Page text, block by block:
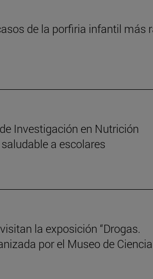
de la porfiria infantil más
Investigación en Nutrición
a escolares
la exposición “Drogas.
por el Museo de